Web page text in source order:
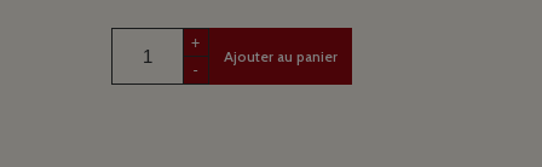
+
-
Ajouter au panier